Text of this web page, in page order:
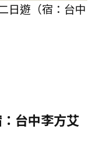
日遊（宿：台中
台中李方艾